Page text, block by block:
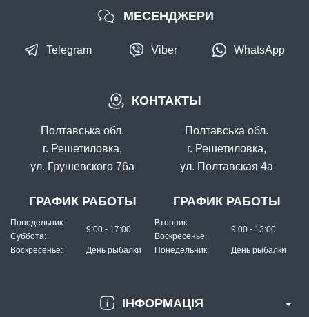
ІНФОРМАЦІЯ
КОНТАКТЫ
Полтавська обл.
г. Решетиловка,
ул. Грушевского 76а
ГРАФИК РАБОТЫ
Понедельник -
Суббота:
9:00 - 17:00
Воскресенье: День рыбалки
Полтавська обл.
г. Решетиловка,
ул. Полтавская 4а
ГРАФИК РАБОТЫ
Вторник -
Воскресенье:
9:00 - 13:00
Понедельник: День рыбалки
МЕСЕНДЖЕРИ
Telegram Viber WhatsApp